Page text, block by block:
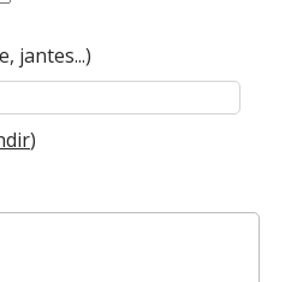
jantes...)
)